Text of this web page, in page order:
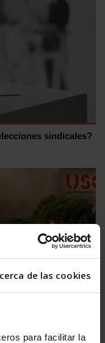
de las cookies
para facilitar la
sindicales?